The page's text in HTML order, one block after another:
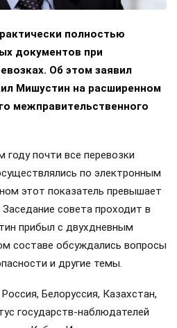
полностью
документов при
Об этом заявил
Мишустин на расширенном
межправительственного
почти все перевозки
по электронным
этот показатель превышает
совета проходит в
прибыл с двухдневным
составе обсуждались вопросы
и другие темы.
Белоруссия, Казахстан,
государств-наблюдателей